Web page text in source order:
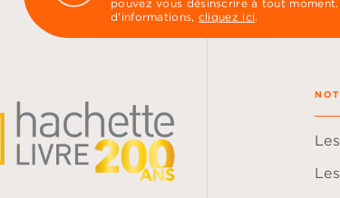
pouvez vous désinscrire à tout
d’informations, cliquez ici.